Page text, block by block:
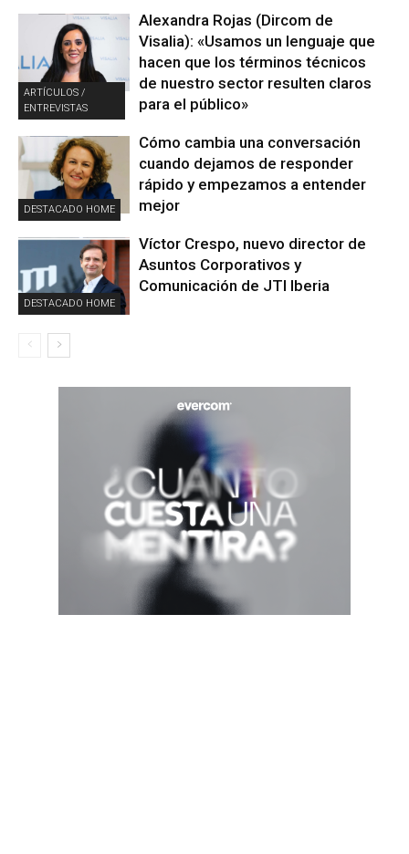
ARTÍCULOS /
ENTREVISTAS
Alexandra Rojas (Dircom de
Visalia): «Usamos un lenguaje que
hacen que los términos técnicos
de nuestro sector resulten claros
para el público»
DESTACADO HOME
Cómo cambia una conversación
cuando dejamos de responder
rápido y empezamos a entender
mejor
DESTACADO HOME
Víctor Crespo, nuevo director de
Asuntos Corporativos y
Comunicación de JTI Iberia